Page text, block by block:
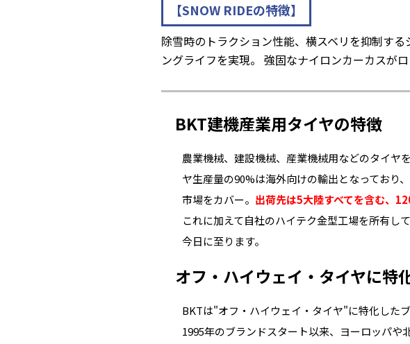
【SNOW RIDEの特徴】
除雪時のトラクション性能、横スベリを抑制す
ングライフを実現。 強固なナイロンカーカスがロ
BKT建機産業用タイヤの特徴
農業機械、建設機械、産業機械用などのタイヤ
ヤ生産量の90%は海外向けの輸出となっており
市場をカバー。 出荷先は5大陸すべてを含む、
これに加えて自社のハイテク金型工場を所有し
今日に至ります。
オフ・ハイウェイ・タイヤに特
BKTは"オフ・ハイウェイ・タイヤ"に特化したブ
1995年のブランドスタート以来、ヨーロッパ